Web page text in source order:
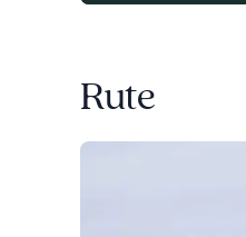
Rute